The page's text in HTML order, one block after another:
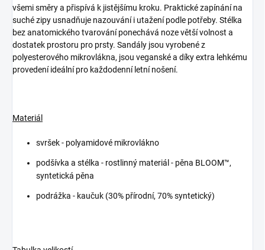
všemi směry a přispívá k jistějšímu kroku. Praktické zapínání na
suché zipy usnadňuje nazouvání i utažení podle potřeby. Stélka
bez anatomického tvarování ponechává noze větší volnost a
dostatek prostoru pro prsty. Sandály jsou vyrobené z
polyesterového mikrovlákna, jsou veganské a díky extra lehkému
provedení ideální pro každodenní letní nošení.
Materiál
svršek - polyamidové mikrovlákno
podšívka a stélka - rostlinný materiál - pěna BLOOM™,
syntetická pěna
podrážka - kaučuk (30% přírodní, 70% syntetický)